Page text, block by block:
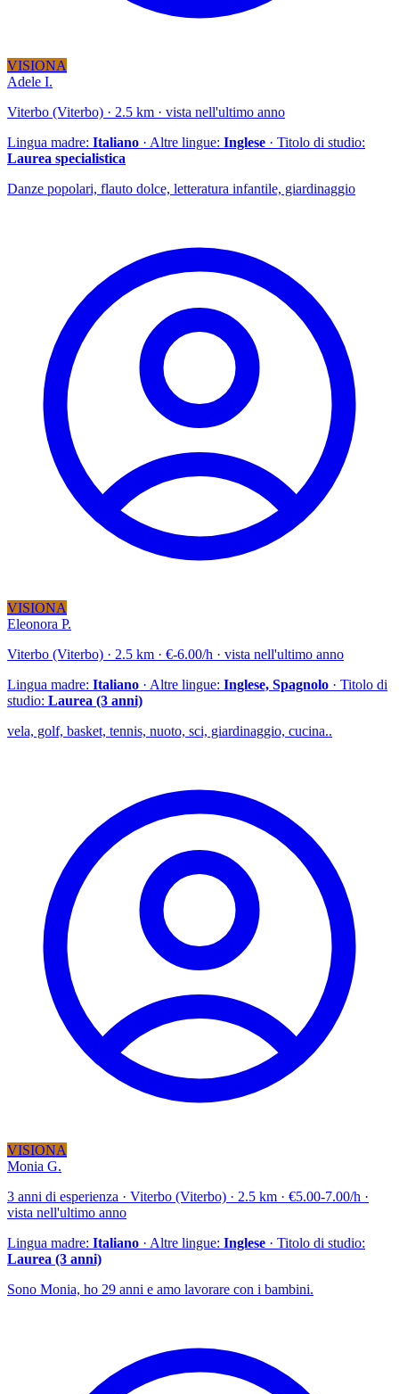
VISIONA
Adele I.
Viterbo (Viterbo) · 2.5 km · vista nell'ultimo anno
Lingua madre: Italiano · Altre lingue: Inglese · Titolo di studio:
Laurea specialistica
Danze popolari, flauto dolce, letteratura infantile, giardinaggio
VISIONA
Eleonora P.
Viterbo (Viterbo) · 2.5 km · €-6.00/h · vista nell'ultimo anno
Lingua madre: Italiano · Altre lingue: Inglese, Spagnolo · Titolo di
studio: Laurea (3 anni)
vela, golf, basket, tennis, nuoto, sci, giardinaggio, cucina..
VISIONA
Monia G.
3 anni di esperienza · Viterbo (Viterbo) · 2.5 km · €5.00-7.00/h ·
vista nell'ultimo anno
Lingua madre: Italiano · Altre lingue: Inglese · Titolo di studio:
Laurea (3 anni)
Sono Monia, ho 29 anni e amo lavorare con i bambini.